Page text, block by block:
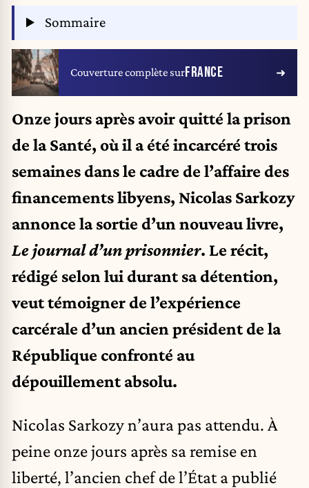
Sommaire
Couverture complète surFRANCE
Onze jours après avoir quitté la prison
de la Santé, où il a été incarcéré trois
semaines dans le cadre de l’affaire des
financements libyens, Nicolas Sarkozy
annonce la sortie d’un nouveau livre,
Le journal d’un prisonnier. Le récit,
rédigé selon lui durant sa détention,
veut témoigner de l’expérience
carcérale d’un ancien président de la
République confronté au
dépouillement absolu.
Nicolas Sarkozy n’aura pas attendu. À
peine onze jours après sa remise en
liberté, l’ancien chef de l’État a publié